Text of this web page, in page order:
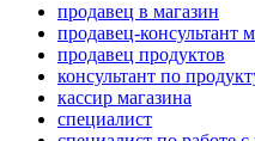
продавец в магазин
продавец-консультант
продавец продуктов
консультант по
кассир магазина
специалист